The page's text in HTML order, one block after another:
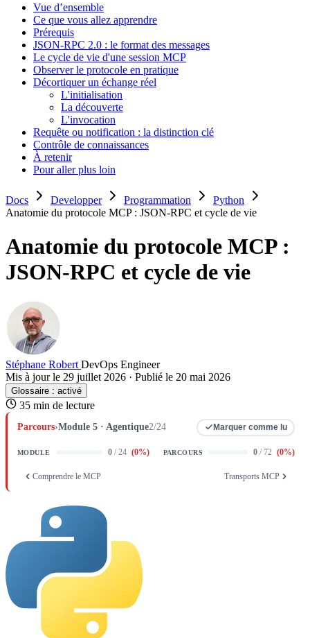
Vue d’ensemble
Ce que vous allez apprendre
Prérequis
JSON-RPC 2.0 : le format des messages
Le cycle de vie d'une session MCP
Observer le protocole en pratique
Décortiquer un échange réel
L'initialisation
La découverte
L'invocation
Requête ou notification : la distinction clé
Contrôle de connaissances
À retenir
Pour aller plus loin
Docs Developper Programmation
Python
Anatomie du protocole MCP : JSON-RPC et cycle de vie
Anatomie du protocole MCP :
JSON-RPC et cycle de vie
Stéphane Robert DevOps Engineer
Mis à jour le 29 juillet 2026 · Publié le 20 mai 2026
Glossaire : activé
35 min de lecture
Parcours›Module 5 · Agentique2/24 Marquer comme lu
MODULE 0 / 24 (0%) PARCOURS 0 / 72 (0%)
Comprendre le MCP Transports MCP